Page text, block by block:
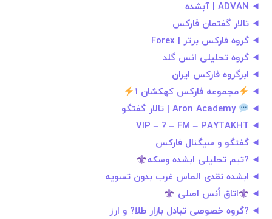
ADVAN | آبشده
تالار گفتمان فارکس
گروه فارکس برتر | Forex
گروه تحلیلی انس گلد
ابرگروه فارکس ایران
مجموعه فارکس کهکشان 1
Aron Academy | تالار گفتگو
VIP – ? – FM – PAYTAKHT
گفتگو و سیگنال فارکس
?تیم تحلیلی ابشده وسکه
ابشده نقدی الماس غرب بدون تسویه
اتاق اُنس اصلی
?گروه خصوصی تبادل بازار طلا? و ارز